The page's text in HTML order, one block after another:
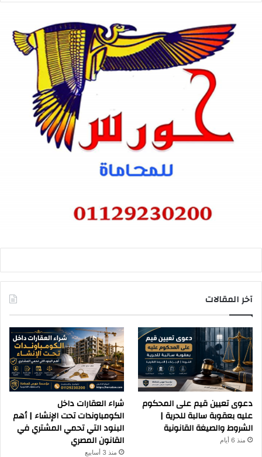
آخر المقالات
دعوى تعيين قيم على المحكوم
عليه بعقوبة سالبة للحرية |
الشروط والصيغة القانونية
منذ 6 أيام
شراء العقارات داخل
الكومباوندات تحت الإنشاء | أهم
البنود التي تحمي المشتري في
القانون المصري
منذ 3 أسابيع